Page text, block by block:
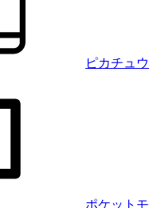
ピカチュウ
ポケットモ